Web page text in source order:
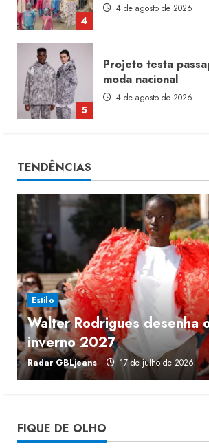
5
4 de agosto de 2026
1
Dia dos Pais
moda no varejo
7 de agosto de 2026
2
3
Renata Caixeta
Sou de Algodão
5 de agosto de 2026
4
Fakini prevê
receita em 2026
4 de agosto de 2026
Projeto testa
moda nacional
TENDÊNCIAS
Estilo
Walter Rodrigues desenha
inverno 2027
Radar GBLjeans 17 de julho de 2026
FIQUE DE OLHO